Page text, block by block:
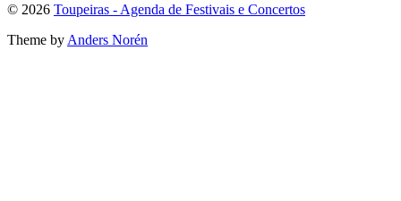
To
top
© 2026 Toupeiras - Agenda de Festivais e Concertos
Theme byAnders Norén